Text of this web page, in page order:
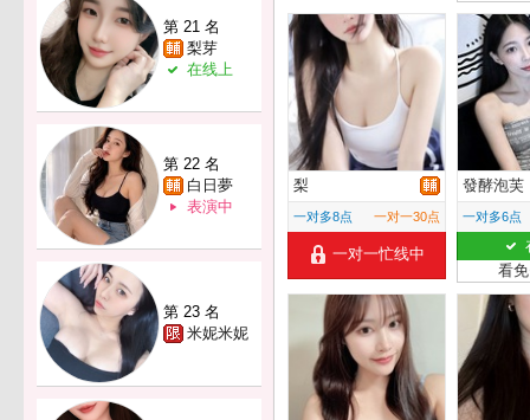
第 21 名
梨芽
在线上
第 22 名
白日夢
表演中
第 23 名
米妮米妮
梨
一对多8点 一对一30点
一对一忙线中
發酵泡芙
一对多6点
看